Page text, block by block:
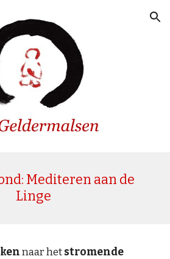
Skip to navigation
Mediteren aan de
Linge
naar hetstromende